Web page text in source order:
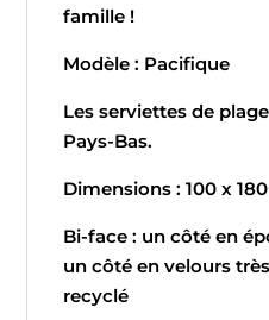
famille !
Modèle : Pacifique
Les serviettes de
Pays-Bas.
Dimensions : 100 x
Bi-face : un côté en
un côté en velours
recyclé